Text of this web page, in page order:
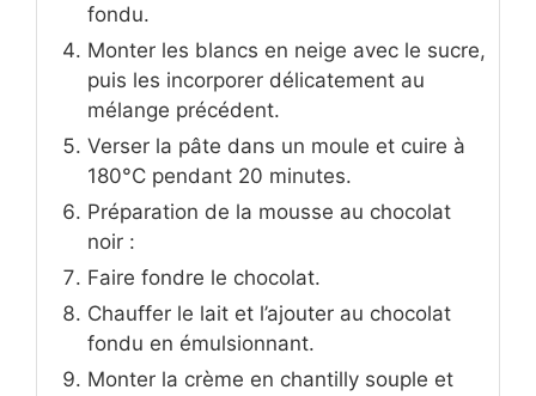
fondu.
Monter les blancs en neige avec le sucre,
puis les incorporer délicatement au
mélange précédent.
Verser la pâte dans un moule et cuire à
180°C pendant 20 minutes.
Préparation de la mousse au chocolat
noir :
Faire fondre le chocolat.
Chauffer le lait et l’ajouter au chocolat
fondu en émulsionnant.
Monter la crème en chantilly souple et